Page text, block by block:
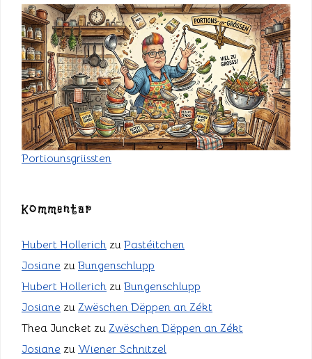
Portiounsgriissten
Kommentar
Hubert Hollerich zu Pastéitchen
Josiane zu Bungenschlupp
Hubert Hollerich zu Bungenschlupp
Josiane zu Zwëschen Dëppen an Zékt
Thea Juncket zu Zwëschen Dëppen an Zékt
Josiane zu Wiener Schnitzel